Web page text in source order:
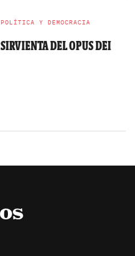
POLÍTICA Y DEMOCRACIA
SIRVIENTA DEL OPUS DEI